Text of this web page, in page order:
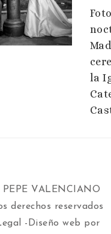
la
VALENCIANO
derechos reservados
-Diseño web por